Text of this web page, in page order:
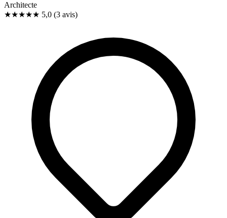
Architecte
★★★★★ 5,0 (3 avis)